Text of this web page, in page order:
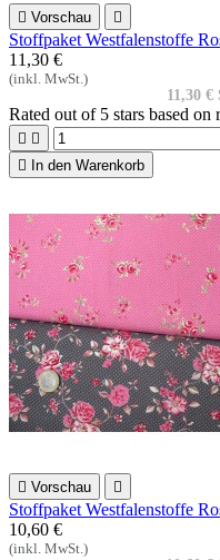
 Vorschau 
Stoffpaket Westfalenstoffe
11,30 €
(inkl. MwSt.)
11,30 €
Rated out of 5 stars based on
 
 In den Warenkorb
 Vorschau 
Stoffpaket Westfalenstoffe
10,60 €
(inkl. MwSt.)